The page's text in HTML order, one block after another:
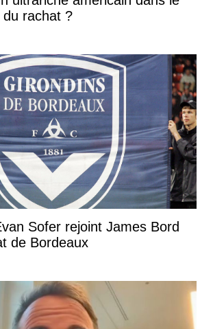
rachat ?
Sofer rejoint James Bord
de Bordeaux